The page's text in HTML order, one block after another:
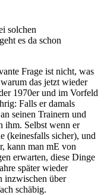
solchen
es da schon
Frage ist nicht, was
das jetzt wieder
1970er und im Vorfeld
Falls er damals
seinen Trainern und
ihm. Selbst wenn er
(keinesfalls sicher), und
kann man mE von
erwarten, diese Dinge
später wieder
inzwischen über
schäbig.